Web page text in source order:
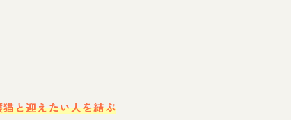
と迎えたい人を結ぶ